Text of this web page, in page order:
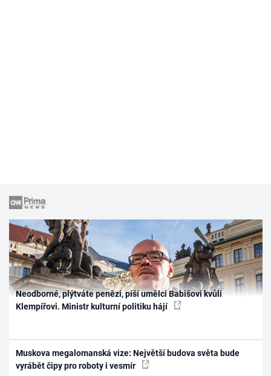
Neodborné, plýtváte penězi, píší umělci Babišovi kvůli
Klempířovi. Ministr kulturní politiku hájí
Muskova megalomanská vize: Největší budova světa bude
vyrábět čipy pro roboty i vesmír